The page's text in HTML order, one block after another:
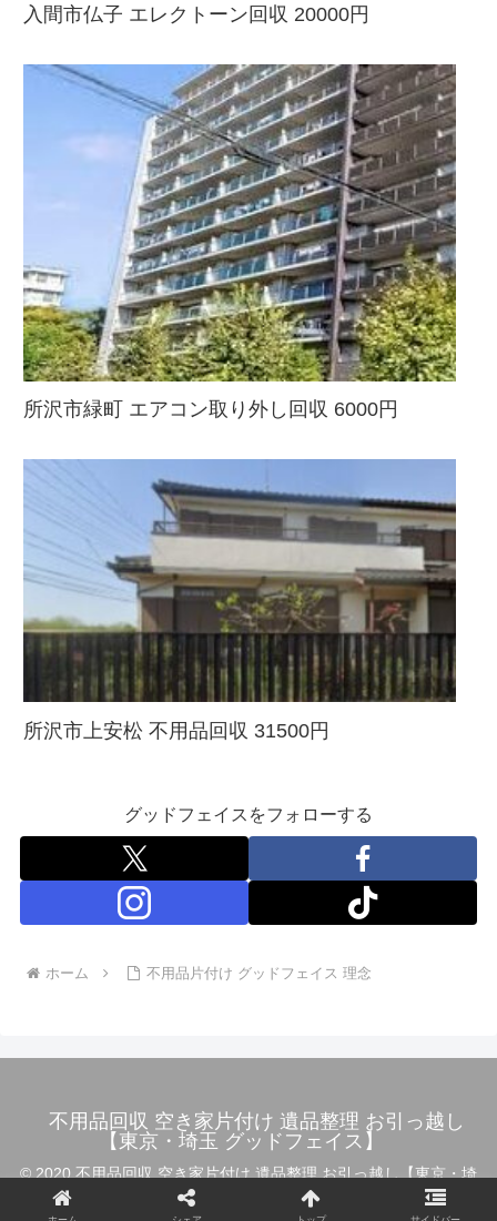
入間市仏子 エレクトーン回収 20000円
所沢市緑町 エアコン取り外し回収 6000円
所沢市上安松 不用品回収 31500円
グッドフェイスをフォローする
ホーム 不用品片付け グッドフェイス 理念
不用品回収 空き家片付け 遺品整理 お引っ越し
【東京・埼玉 グッドフェイス】
© 2020 不用品回収 空き家片付け 遺品整理 お引っ越し【東京・埼
玉 グッドフェイス】.